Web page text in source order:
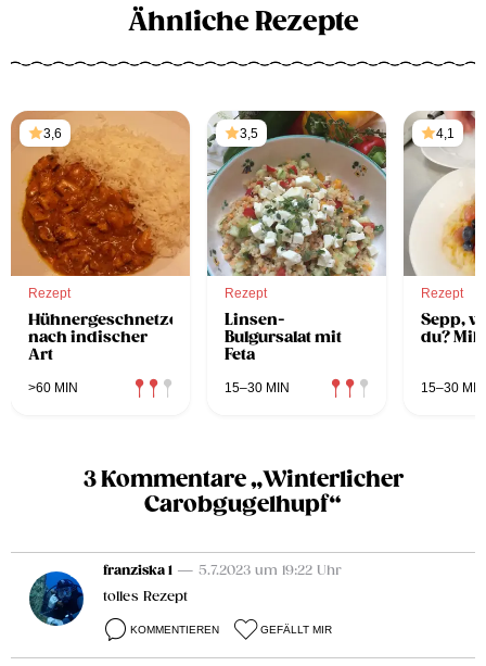
Ähnliche Rezepte
3,6
Rezept
Hühnergeschnetzeltes
nach indischer
Art
>60 MIN
3,5
Rezept
Linsen-
Bulgursalat mit
Feta
15–30 MIN
4,1
Rezept
Sepp,
du?
15–30 MIN
3 Kommentare „Winterlicher
Carobgugelhupf“
franziska 1 — 5.7.2023 um 19:22 Uhr
tolles Rezept
KOMMENTIEREN GEFÄLLT MIR